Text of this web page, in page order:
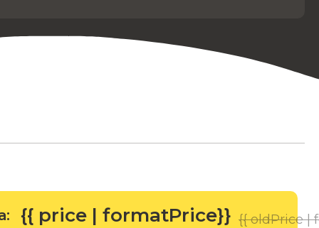
{{ price | formatPrice}} {{ oldPrice |